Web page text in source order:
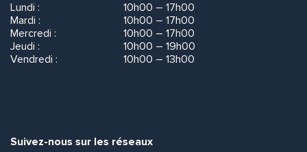
Lundi :
10h00 – 17h00
Mardi :
10h00 – 17h00
Mercredi :
10h00 – 17h00
Jeudi :
10h00 – 19h00
Vendredi :
10h00 – 13h00
Suivez-nous sur les réseaux